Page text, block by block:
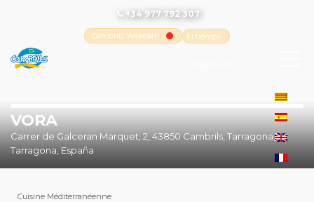
+34 977 792 307
Cambrils Webcam
El tiempo
VORA
Carrer de Galceran Marquet, 2, 43850 Cambrils, Tarragona,
Tarragona, España
Cuisine Méditerranéenne